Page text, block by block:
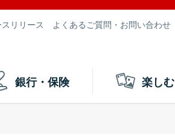
リリース よくあるご質問・お問い合わせ
銀行・保険 楽しむ